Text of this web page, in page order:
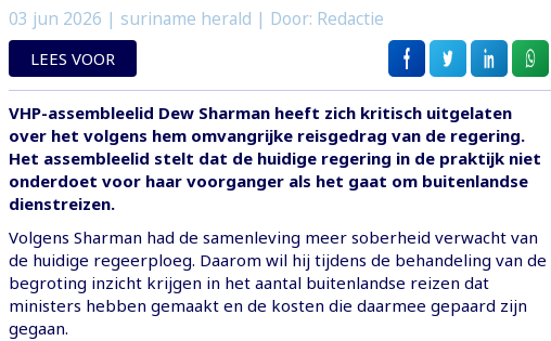
03 jun 2026 | suriname herald | Door: Redactie
LEES VOOR
VHP-assembleelid Dew Sharman heeft zich kritisch uitgelaten
over het volgens hem omvangrijke reisgedrag van de regering.
Het assembleelid stelt dat de huidige regering in de praktijk niet
onderdoet voor haar voorganger als het gaat om buitenlandse
dienstreizen.
Volgens Sharman had de samenleving meer soberheid verwacht van
de huidige regeerploeg. Daarom wil hij tijdens de behandeling van de
begroting inzicht krijgen in het aantal buitenlandse reizen dat
ministers hebben gemaakt en de kosten die daarmee gepaard zijn
gegaan.